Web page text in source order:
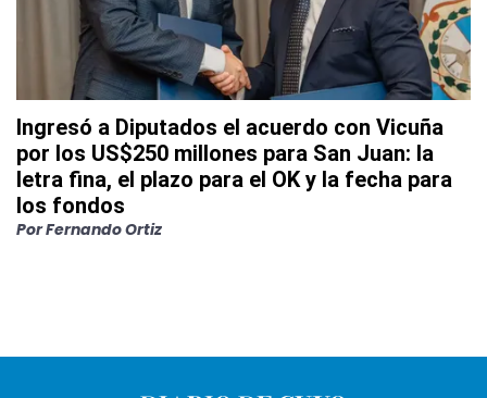
Ingresó a Diputados el acuerdo con Vicuña
por los US$250 millones para San Juan: la
letra fina, el plazo para el OK y la fecha para
los fondos
PorFernando Ortiz